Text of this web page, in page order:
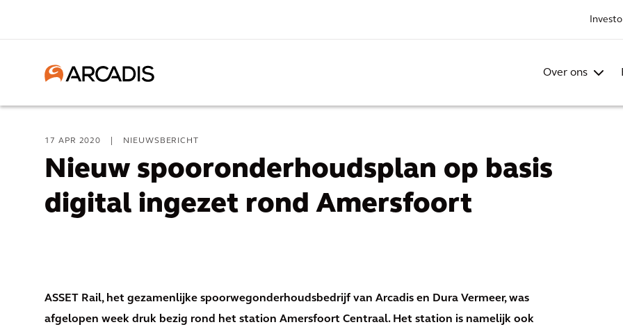
Over ons
17 APR 2020 NIEUWSBERICHT
Nieuw spooronderhoudsplan op basis
digital ingezet rond Amersfoort
ASSET Rail, het gezamenlijke spoorwegonderhoudsbedrijf van Arcadis en Dura Vermeer, was
afgelopen week druk bezig rond het station Amersfoort Centraal. Het station is namelijk ook